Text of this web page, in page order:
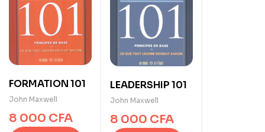
FORMATION 101
John Maxwell
8 000 CFA
LEADERSHIP 101
John Maxwell
8 000 CFA